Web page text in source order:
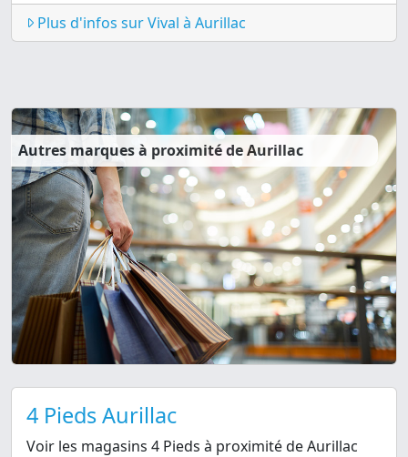
Plus d'infos sur Vival à Aurillac
Autres marques à proximité de Aurillac
4 Pieds Aurillac
Voir les magasins 4 Pieds à proximité de Aurillac